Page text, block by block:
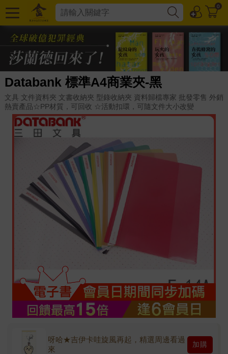
0
Databank 標準A4商業夾-黑
文具 文件資料夾 文書收納夾 型錄收納夾 資料歸檔專家 批發零售 外銷
熱賣產品☆PP材質，可回收 ☆活動扣環，可隨文件大小改變
呀哈★吉伊卡哇旋風再起，精選周邊看過
來
加購